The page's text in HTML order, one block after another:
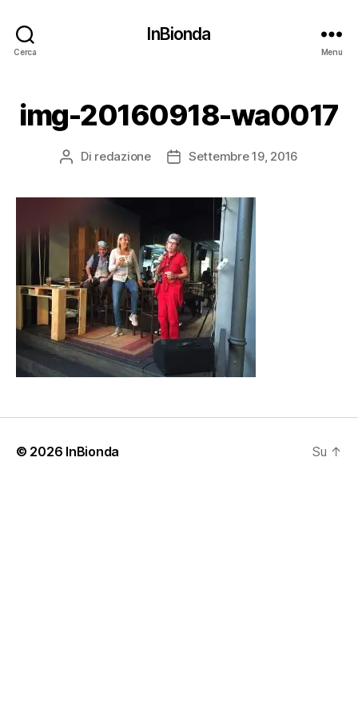
Cerca
InBionda
Menu
img-20160918-wa0017
Autore
Di redazione
DataSettembre 19, 2016
© 2026 InBionda Su ↑